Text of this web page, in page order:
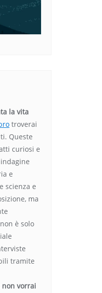
la vita
troverai
Queste
curiosi e
e
scienza e
ma
è solo
tramite
non vorrai